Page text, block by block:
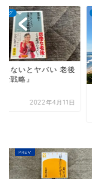
ログ
らないとヤバい 老後
戦略』
2022年4月11日